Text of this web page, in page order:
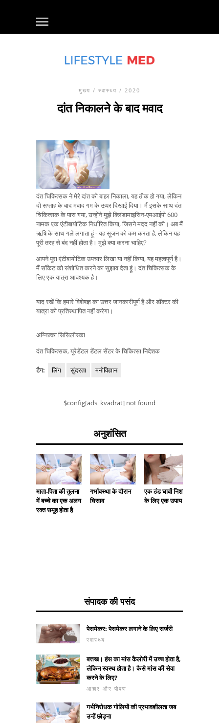
मुख्य / स्वास्थ्य / 2020
दांत निकालने के बाद मवाद
दंत चिकित्सक ने मेरे दांत को बाहर निकाला, यह ठीक हो गया, लेकिन
दो सप्ताह के बाद मवाद गम के ऊपर दिखाई दिया। मैं इसके साथ दंत
चिकित्सक के पास गया, उन्होंने मुझे क्लिंडामाइसिन-एमआईपी 600
नामक एक एंटीबायोटिक निर्धारित किया, जिसने मदद नहीं की। अब मैं
ऋषि के साथ गले लगाता हूं - यह सूजन को कम करता है, लेकिन यह
पूरी तरह से बंद नहीं होता है। मुझे क्या करना चाहिए?
आपने पूरा एंटीबायोटिक उपचार लिखा या नहीं किया, यह महत्वपूर्ण है।
मैं सॉकेट को संशोधित करने का सुझाव देता हूं। दंत चिकित्सक के
लिए एक यात्रा आवश्यक है।
याद रखें कि हमारे विशेषज्ञ का उत्तर जानकारीपूर्ण है और डॉक्टर की
यात्रा को प्रतिस्थापित नहीं करेगा।
अग्निज़्का सिसिलीस्का
दंत चिकित्सक, यूरेडेंटल डेंटल सेंटर के चिकित्सा निदेशक
टैग: लिंग सुंदरता मनोविज्ञान
$config[ads_kvadrat] not found
अनुशंसित
माता-पिता की तुलना
में बच्चे का एक अलग
रक्त समूह होता है
गर्भावस्था के दौरान
घिसाव
एक ठंड घावों निशान
के लिए एक उपाय
संपादक की पसंद
पेसमेकर: पेसमेकर लगाने के लिए सर्जरी
स्वास्थ्य
बत्तख। हंस का मांस कैलोरी में उच्च होता है,
लेकिन स्वस्थ होता है। कैसे मांस की सेवा
करने के लिए?
आहार और पोषण
गर्भनिरोधक गोलियों की प्रभावशीलता जब
उन्हें छोड़ना